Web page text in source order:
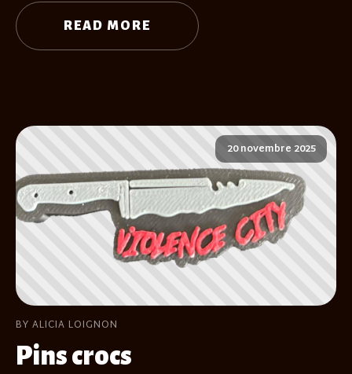
READ MORE
20 novembre 2025
BY ALICIA LOIGNON
Pins crocs